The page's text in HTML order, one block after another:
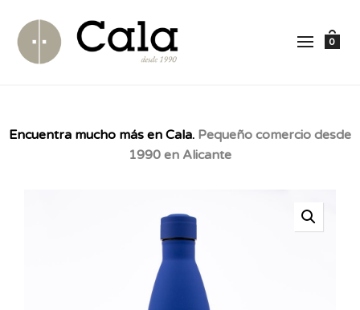
0
Encuentra mucho más en Cala. Pequeño comercio desde
1990 en Alicante